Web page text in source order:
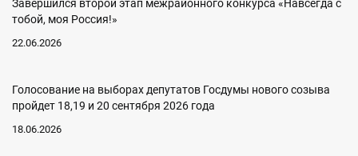
Завершился второй этап межрайонного конкурса «Навсегда с
тобой, моя Россия!»
22.06.2026
Голосование на выборах депутатов Госдумы нового созыва
пройдет 18,19 и 20 сентября 2026 года
18.06.2026